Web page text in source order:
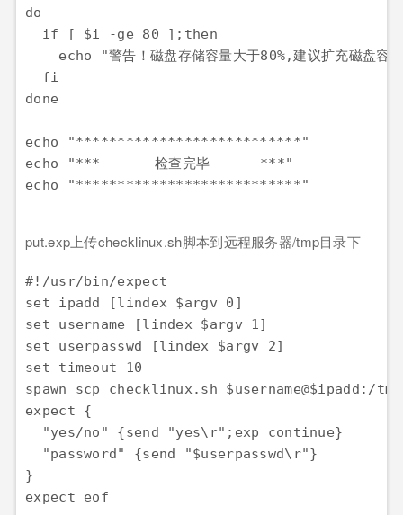
put.exp上传checklinux.sh脚本到远程服务器/tmp目录下
#!/usr/bin/expect
set ipadd [lindex $argv 0]
set username [lindex $argv 1]
set userpasswd [lindex $argv 2]
set timeout 10
spawn scp checklinux.sh $username@$ipadd:/
expect {
"yes/no" {send "yes\r";exp_continue}
"password" {send "$userpasswd\r"}
}